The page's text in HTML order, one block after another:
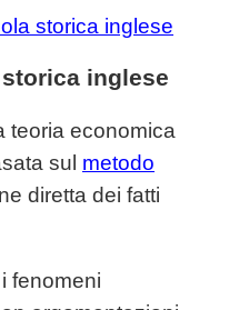
storica inglese
inglese
teoria economica
sul metodo
diretta dei fatti
fenomeni